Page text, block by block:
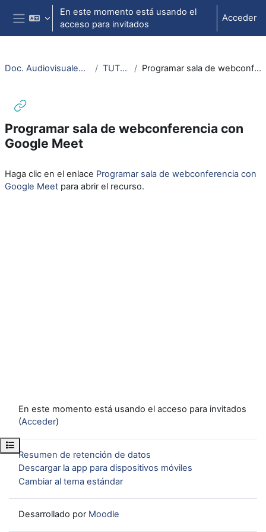
Salta al contenido principal
Panel lateral
En este momento está usando el
acceso para invitados
Acceder
Abrir índice del curso
Doc. Audiovisuales Veterinaria CCSS TUTORIALES Programar sala de webconferencia con Google Meet
Programar sala de webconferencia con
Google Meet
Haga clic en el enlace Programar sala de webconferencia con
Google Meet para abrir el recurso.
En este momento está usando el acceso para invitados
(Acceder)
Resumen de retención de datos
Descargar la app para dispositivos móviles
Cambiar al tema estándar
Desarrollado por Moodle